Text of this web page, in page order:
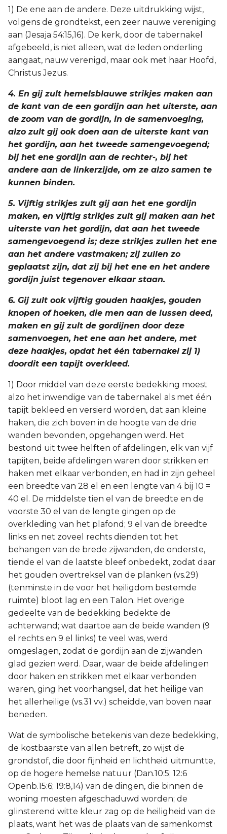
1) De ene aan de andere. Deze uitdrukking wijst,
volgens de grondtekst, een zeer nauwe vereniging
aan (Jesaja 54:15,16). De kerk, door de tabernakel
afgebeeld, is niet alleen, wat de leden onderling
aangaat, nauw verenigd, maar ook met haar Hoofd,
Christus Jezus.
4. En gij zult hemelsblauwe strikjes maken aan
de kant van de een gordijn aan het uiterste, aan
de zoom van de gordijn, in de samenvoeging,
alzo zult gij ook doen aan de uiterste kant van
het gordijn, aan het tweede samengevoegend;
bij het ene gordijn aan de rechter-, bij het
andere aan de linkerzijde, om ze alzo samen te
kunnen binden.
5. Vijftig strikjes zult gij aan het ene gordijn
maken, en vijftig strikjes zult gij maken aan het
uiterste van het gordijn, dat aan het tweede
samengevoegend is; deze strikjes zullen het ene
aan het andere vastmaken; zij zullen zo
geplaatst zijn, dat zij bij het ene en het andere
gordijn juist tegenover elkaar staan.
6. Gij zult ook vijftig gouden haakjes, gouden
knopen of hoeken, die men aan de lussen deed,
maken en gij zult de gordijnen door deze
samenvoegen, het ene aan het andere, met
deze haakjes, opdat het één tabernakel zij 1)
doordit een tapijt overkleed.
1) Door middel van deze eerste bedekking moest
alzo het inwendige van de tabernakel als met één
tapijt bekleed en versierd worden, dat aan kleine
haken, die zich boven in de hoogte van de drie
wanden bevonden, opgehangen werd. Het
bestond uit twee helften of afdelingen, elk van vijf
tapijten, beide afdelingen waren door strikken en
haken met elkaar verbonden, en had in zijn geheel
een breedte van 28 el en een lengte van 4 bij 10 =
40 el. De middelste tien el van de breedte en de
voorste 30 el van de lengte gingen op de
overkleding van het plafond; 9 el van de breedte
links en net zoveel rechts dienden tot het
behangen van de brede zijwanden, de onderste,
tiende el van de laatste bleef onbedekt, zodat daar
het gouden overtreksel van de planken (vs.29)
(tenminste in de voor het heiligdom bestemde
ruimte) bloot lag en een Talon. Het overige
gedeelte van de bedekking bedekte de
achterwand; wat daartoe aan de beide wanden (9
el rechts en 9 el links) te veel was, werd
omgeslagen, zodat de gordijn aan de zijwanden
glad gezien werd. Daar, waar de beide afdelingen
door haken en strikken met elkaar verbonden
waren, ging het voorhangsel, dat het heilige van
het allerheilige (vs.31 vv.) scheidde, van boven naar
beneden.
Wat de symbolische betekenis van deze bedekking,
de kostbaarste van allen betreft, zo wijst de
grondstof, die door fijnheid en lichtheid uitmuntte,
op de hogere hemelse natuur (Dan.10:5; 12:6
Openb.15:6; 19:8,14) van de dingen, die binnen de
woning moesten afgeschaduwd worden; de
glinsterend witte kleur zag op de heiligheid van de
plaats, want het was de plaats van de samenkomst